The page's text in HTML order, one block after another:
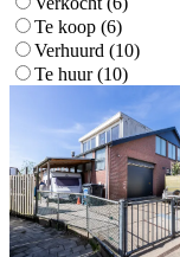
Te koop (6)
Verhuurd (10)
Te huur (10)